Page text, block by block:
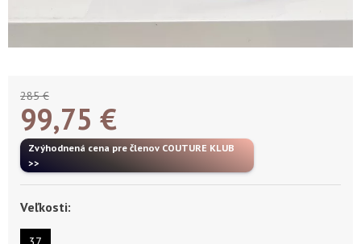
285 €
99,75 €
Zvýhodnená cena pre členov COUTURE KLUB
>>
Veľkosti: